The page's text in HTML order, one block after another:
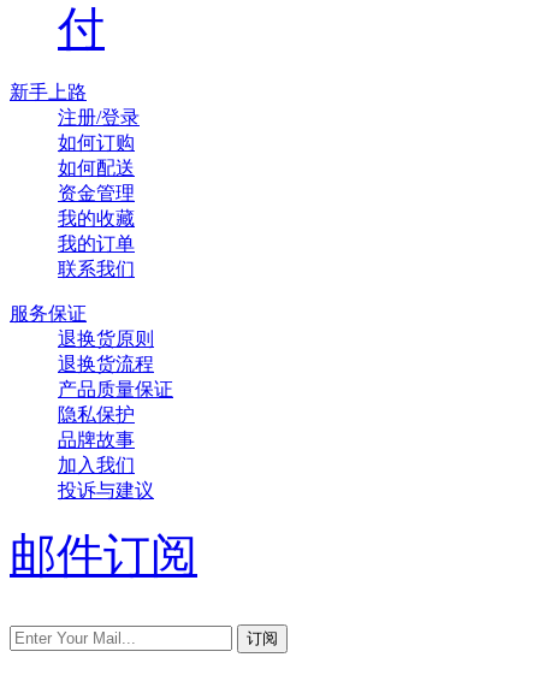
付
新手上路
注册/登录
如何订购
如何配送
资金管理
我的收藏
我的订单
联系我们
服务保证
退换货原则
退换货流程
产品质量保证
隐私保护
品牌故事
加入我们
投诉与建议
邮件订阅